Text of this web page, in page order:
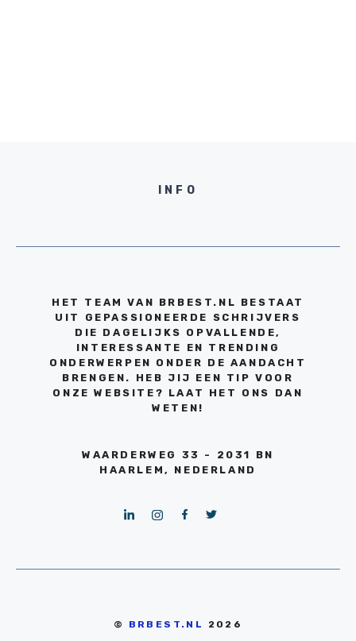
INFO
HET TEAM VAN BRBEST.NL BESTAAT
UIT GEPASSIONEERDE SCHRIJVERS
DIE DAGELIJKS OPVALLENDE,
INTERESSANTE EN TRENDING
ONDERWERPEN ONDER DE AANDACHT
BRENGEN. HEB JIJ EEN TIP VOOR
ONZE WEBSITE? LAAT HET ONS DAN
WETEN!
WAARDERWEG 33 - 2031 BN
HAARLEM, NEDERLAND
© BRBEST.NL 2026